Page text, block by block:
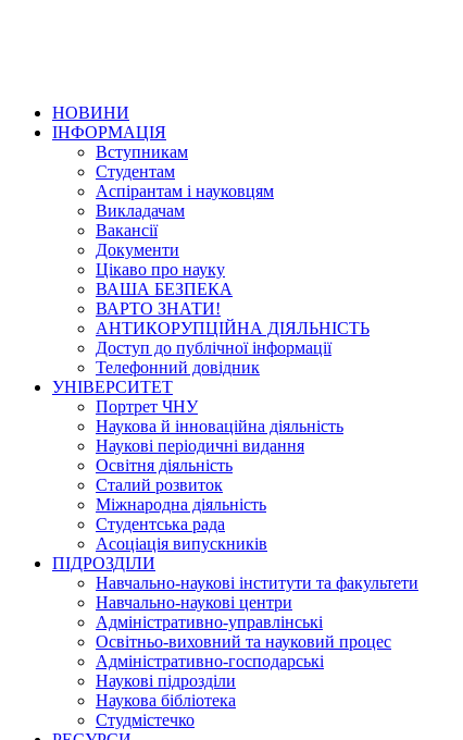
НОВИНИ
ІНФОРМАЦІЯ
Вступникам
Студентам
Аспірантам і науковцям
Викладачам
Вакансії
Документи
Цікаво про науку
ВАША БЕЗПЕКА
ВАРТО ЗНАТИ!
АНТИКОРУПЦІЙНА ДІЯЛЬНІСТЬ
Доступ до публічної інформації
Телефонний довідник
УНІВЕРСИТЕТ
Портрет ЧНУ
Наукова й інноваційна діяльність
Наукові періодичні видання
Освітня діяльність
Сталий розвиток
Міжнародна діяльність
Студентська рада
Асоціація випускників
ПІДРОЗДІЛИ
Навчально-наукові інститути та факультети
Навчально-наукові центри
Адміністративно-управлінські
Освітньо-виховний та науковий процес
Адміністративно-господарські
Наукові підрозділи
Наукова бібліотека
Студмістечко